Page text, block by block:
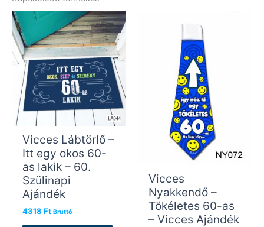
Vicces Lábtörlő –
Itt egy okos 60-
as lakik – 60.
Szülinapi
Ajándék
4318 Ft Bruttó
Vicces
Nyakkendő –
Tökéletes 60-as
– Vicces Ajándék